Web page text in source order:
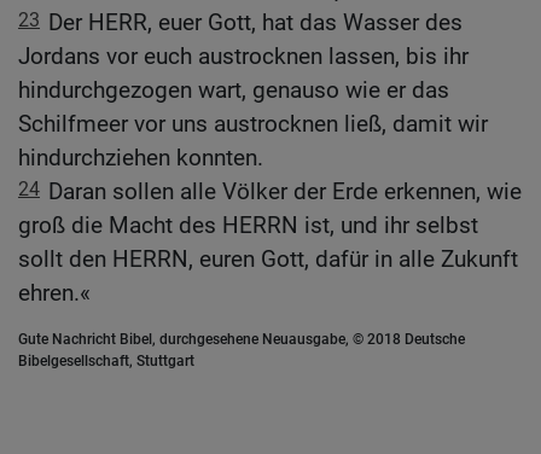
23 Der HERR, euer Gott, hat das Wasser des
Jordans vor euch austrocknen lassen, bis ihr
hindurchgezogen wart, genauso wie er das
Schilfmeer vor uns austrocknen ließ, damit wir
hindurchziehen konnten.
24 Daran sollen alle Völker der Erde erkennen, wie
groß die Macht des HERRN ist, und ihr selbst
sollt den HERRN, euren Gott, dafür in alle Zukunft
ehren.«
Gute Nachricht Bibel, durchgesehene Neuausgabe, © 2018 Deutsche
Bibelgesellschaft, Stuttgart